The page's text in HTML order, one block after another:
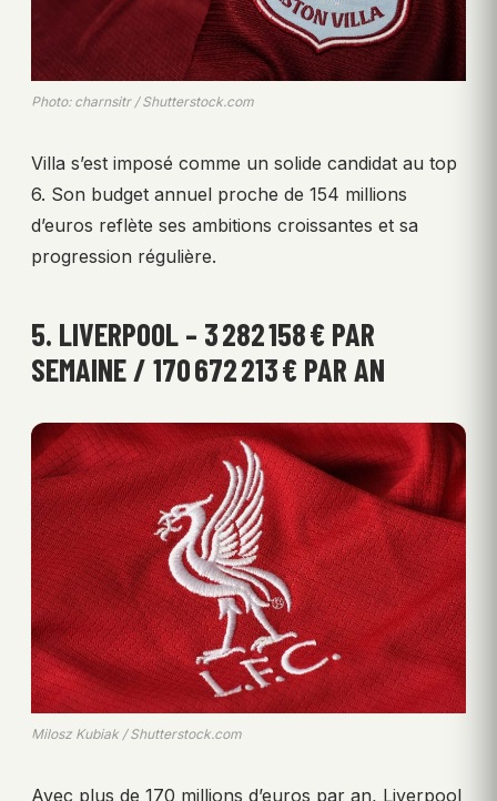
Photo: charnsitr / Shutterstock.com
Villa s’est imposé comme un solide candidat au top
6. Son budget annuel proche de 154 millions
d’euros reflète ses ambitions croissantes et sa
progression régulière.
5. LIVERPOOL – 3 282 158 € PAR
SEMAINE / 170 672 213 € PAR AN
Milosz Kubiak / Shutterstock.com
Avec plus de 170 millions d’euros par an, Liverpool